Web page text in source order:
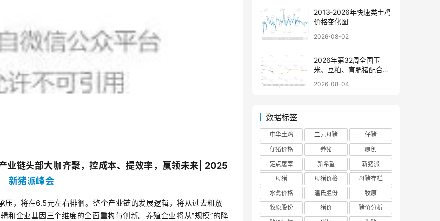
业链头部大咖齐聚，控成本、提效率，赢领未来| 2025
新猪派峰会
，将在6.5元左右徘徊。整个产业链的发展逻辑，将从过去粗放
和企业基因三个维度的全面重构与创新。养殖企业将从“规模”的降
2013-2026年快速类土鸡
价格变化图
2026-08-02
2026年第32周全国玉
米、豆粕、育肥猪配合饲
2026-08-04
数据标签
中华土鸡 二元母猪
仔猪
仔猪价格
养猪
原创
定点屠宰
新希望
新猪派
母猪
母猪价格
母猪存栏
水禽价格
温氏股份
牧原
牧原股份
猪价
猪价分析